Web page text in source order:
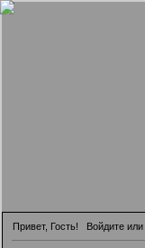
Привет, Гость! Войдитеили